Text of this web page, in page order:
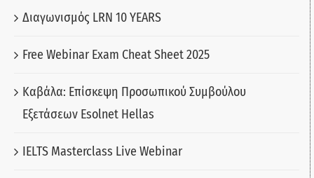
Διαγωνισμός LRN 10 YEARS
Free Webinar Exam Cheat Sheet 2025
Καβάλα: Επίσκεψη Προσωπικού Συμβούλου
Εξετάσεων Esolnet Hellas
IELTS Masterclass Live Webinar